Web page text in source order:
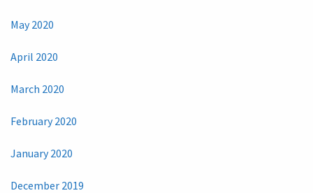
May 2020
April 2020
March 2020
February 2020
January 2020
December 2019